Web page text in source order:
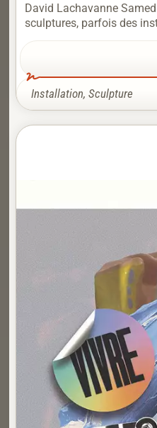
David Lachavanne
sculptures, parfois des
Installation, Sculpture